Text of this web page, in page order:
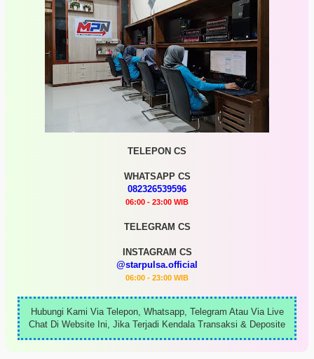
TELEPON CS
WHATSAPP CS
082326539596
06:00 - 23:00 WIB
TELEGRAM CS
INSTAGRAM CS
@starpulsa.official
06:00 - 23:00 WIB
Hubungi Kami Via Telepon, Whatsapp, Telegram Atau Via Live
Chat Di Website Ini, Jika Terjadi Kendala Transaksi & Deposite